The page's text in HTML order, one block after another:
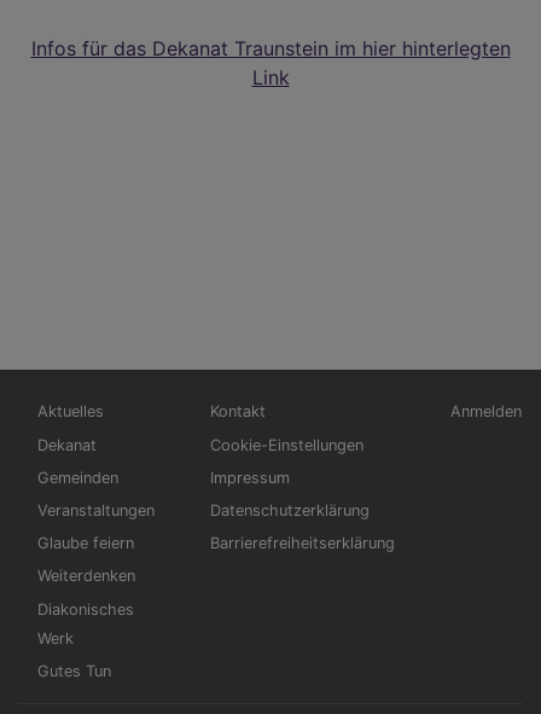
Infos für das Dekanat Traunstein im hier hinterlegten
Link
Hauptnavigation
Aktuelles
Dekanat
Gemeinden
Veranstaltungen
Glaube feiern
Weiterdenken
Diakonisches
Werk
Gutes Tun
Fußbereichsmenü
Kontakt
Cookie-Einstellungen
Impressum
Datenschutzerklärung
Barrierefreiheitserklärung
Anmelden